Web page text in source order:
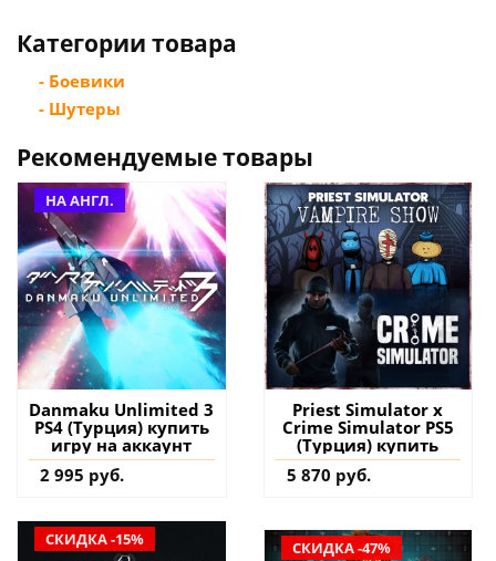
Категории товара
- Боевики
- Шутеры
Рекомендуемые товары
НА АНГЛ.
Danmaku Unlimited 3
PS4 (Турция) купить
игру на аккаунт
2 995 руб.
Priest Simulator x
Crime Simulator PS5
(Турция) купить
5 870 руб.
СКИДКА -15%
СКИДКА -47%